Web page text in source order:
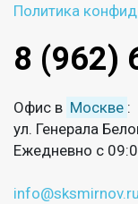
Политика
8 (962)
Офис в Москве :
ул. Генерала
Ежедневно с
info@sksmirnov.ru